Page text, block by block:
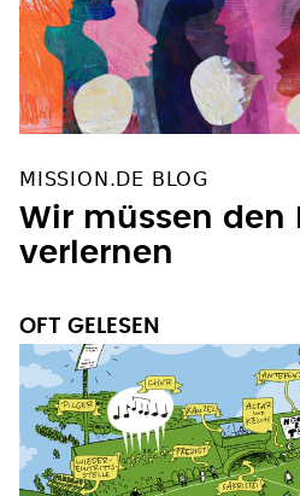
MISSION.DE BLOG
Wir müssen den
verlernen
OFT GELESEN